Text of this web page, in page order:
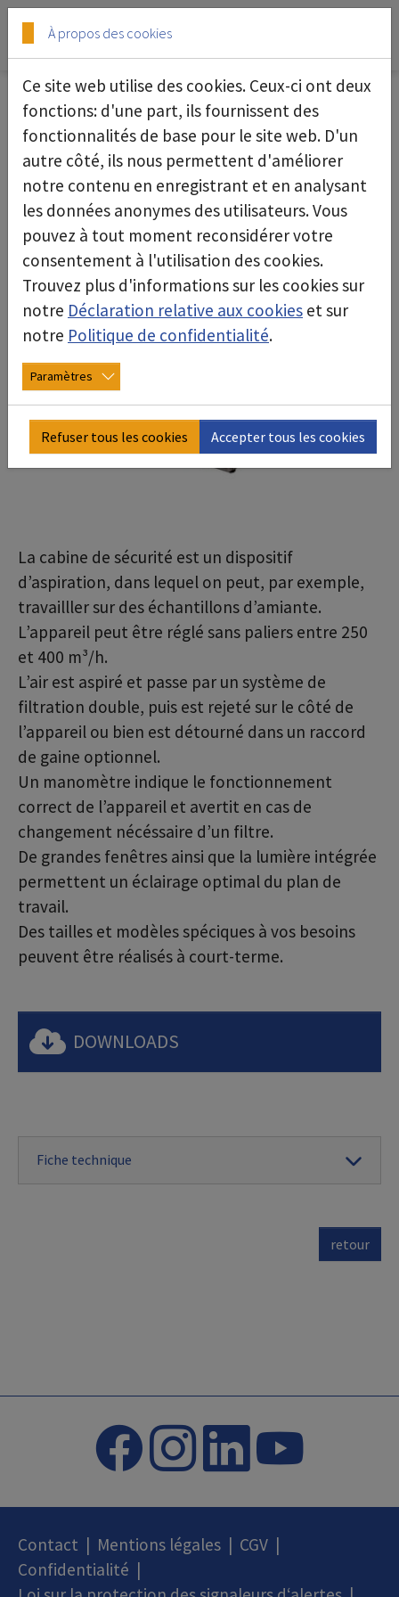
Skip to main content
Skip to page footer
Système d'aspiration Safety-Cabinet
La cabine de sécurité est un dispositif
d’aspiration, dans lequel on peut, par exemple,
travailller sur des échantillons d’amiante.
L’appareil peut être réglé sans paliers entre 250
et 400 m³/h.
L’air est aspiré et passe par un système de
filtration double, puis est rejeté sur le côté de
l’appareil ou bien est détourné dans un raccord
de gaine optionnel.
Un manomètre indique le fonctionnement
correct de l’appareil et avertit en cas de
changement nécéssaire d’un filtre.
De grandes fenêtres ainsi que la lumière intégrée
permettent un éclairage optimal du plan de
travail.
Des tailles et modèles spéciques à vos besoins
peuvent être réalisés à court-terme.
DOWNLOADS
Fiche technique
retour
Contact Mentions légales CGV
Confidentialité
À propos des cookies
Ce site web utilise des cookies. Ceux-ci ont deux
fonctions: d'une part, ils fournissent des
fonctionnalités de base pour le site web. D'un
autre côté, ils nous permettent d'améliorer
notre contenu en enregistrant et en analysant
les données anonymes des utilisateurs. Vous
pouvez à tout moment reconsidérer votre
consentement à l'utilisation des cookies.
Trouvez plus d'informations sur les cookies sur
notre Déclaration relative aux cookies et sur
notre Politique de confidentialité.
Paramètres
Refuser tous les cookies Accepter tous les cookies